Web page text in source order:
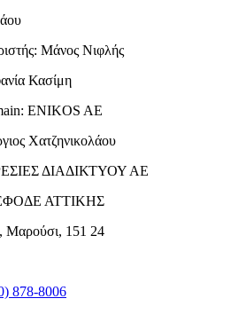
Μάνος Νιφλής
Κασίμη
ENIKOS AE
Χατζηνικολάου
ΔΙΑΔΙΚΤΥΟΥ ΑΕ
ΑΤΤΙΚΗΣ
Μαρούσι, 151 24
878-8006